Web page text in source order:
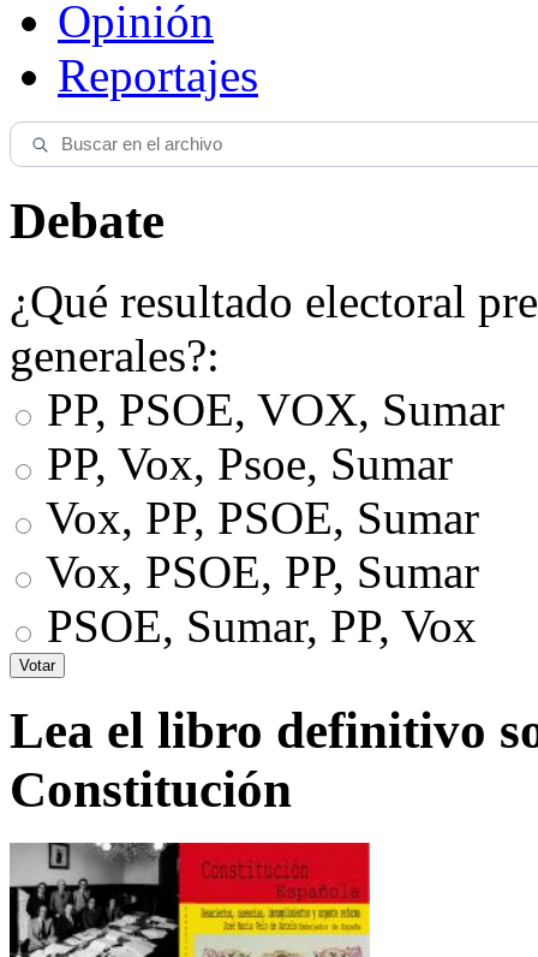
Opinión
Reportajes
Debate
¿Qué resultado electoral
generales?:
PP, PSOE, VOX, Sumar
PP, Vox, Psoe, Sumar
Vox, PP, PSOE, Sumar
Vox, PSOE, PP, Sumar
PSOE, Sumar, PP, Vox
Lea el libro definitivo
Constitución